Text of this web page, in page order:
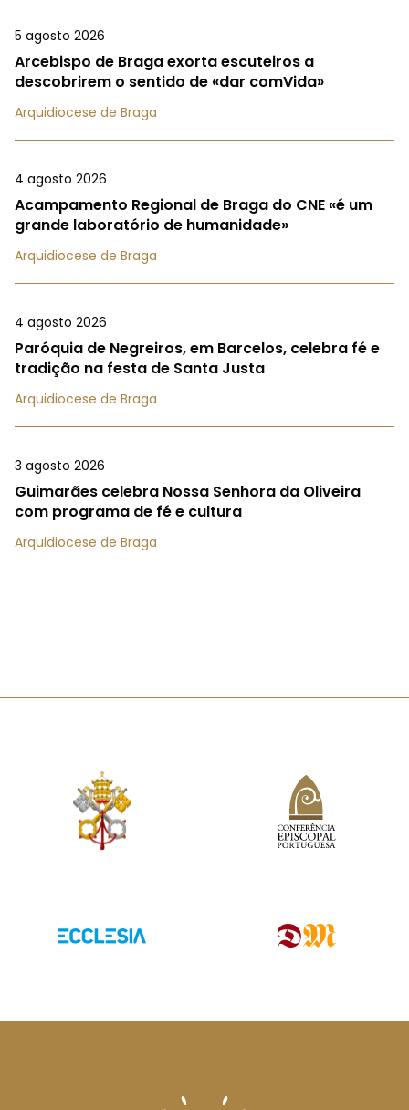
5 agosto 2026
Arcebispo de Braga exorta escuteiros a
descobrirem o sentido de «dar comVida»
Arquidiocese de Braga
4 agosto 2026
Acampamento Regional de Braga do CNE «é um
grande laboratório de humanidade»
Arquidiocese de Braga
4 agosto 2026
Paróquia de Negreiros, em Barcelos, celebra fé e
tradição na festa de Santa Justa
Arquidiocese de Braga
3 agosto 2026
Guimarães celebra Nossa Senhora da Oliveira
com programa de fé e cultura
Arquidiocese de Braga